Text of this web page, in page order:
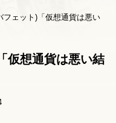
フェット)「仮想通貨は悪い
仮想通貨は悪い結